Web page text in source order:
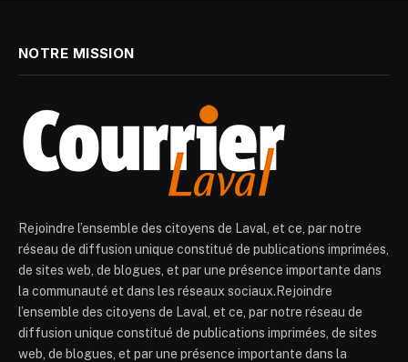
NOTRE MISSION
Rejoindre l’ensemble des citoyens de Laval, et ce, par notre
réseau de diffusion unique constitué de publications imprimées,
de sites web, de blogues, et par une présence importante dans
la communauté et dans les réseaux sociaux.Rejoindre
l’ensemble des citoyens de Laval, et ce, par notre réseau de
diffusion unique constitué de publications imprimées, de sites
web, de blogues, et par une présence importante dans la